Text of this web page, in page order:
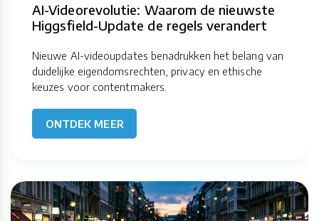
AI-Videorevolutie: Waarom de nieuwste
Higgsfield-Update de regels verandert
Nieuwe AI-videoupdates benadrukken het belang van
duidelijke eigendomsrechten, privacy en ethische
keuzes voor contentmakers.
ONTDEK MEER